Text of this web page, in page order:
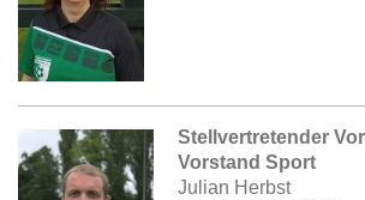
Stellvertretender
Vorstand Sport
Julian Herbst